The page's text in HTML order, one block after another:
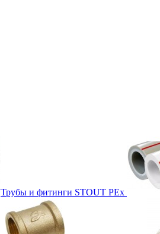
Трубы и фитинги STOUT PEx